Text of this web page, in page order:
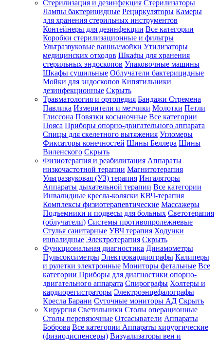
Стерилизация и дезинфекция Стерилизаторы
Лампы бактерицидные Рециркуляторы Камеры
для хранения стерильных инструментов
Контейнеры для дезинфекции Все категории
Коробки стерилизационные и фильтры
Ультразвуковые ванны/мойки Утилизаторы
медицинских отходов Шкафы для хранения
стерильных эндоскопов Упаковочные машины
Шкафы сушильные Облучатели бактерицидные
Мойки для эндоскопов Кипятильники
дезинфекционные Скрыть
Травматология и ортопедия Бандажи Стремена
Павлика Измерители и метчики Молотки Петли
Глиссона Повязки косыночные Все категории
Пояса Приборы опорно-двигательного аппарата
Спицы для скелетного вытяжения Угломеры
Фиксаторы конечностей Шины Беллера Шины
Виленского Скрыть
Физиотерапия и реабилитация Аппараты
низкочастотной терапии Магнитотерапия
Ультразвуковая (УЗ) терапия Ингаляторы
Аппараты дыхательной терапии Все категории
Инвалидные кресла-коляски КВЧ-терапия
Комплексы физиотерапевтические Массажеры
Подъемники и подвесы для больных Светотерапия
(облучатели) Системы противопролежневые
Стулья санитарные УВЧ терапия Ходунки
инвалидные Электротерапия Скрыть
Функциональная диагностика Динамометры
Пульсоксиметры Электрокардиографы Калиперы
и рулетки электронные Мониторы фетальные Все
категории Приборы для диагностики опорно-
двигательного аппарата Спирографы Холтеры и
кардиорегистраторы Электроэнцефалографы
Кресла Барани Суточные мониторы АД Скрыть
Хирургия Светильники Столы операционные
Столы перевязочные Отсасыватели Аппараты
Боброва Все категории Аппараты хирургические
(физиодиспенсеры) Визуализаторы вен и